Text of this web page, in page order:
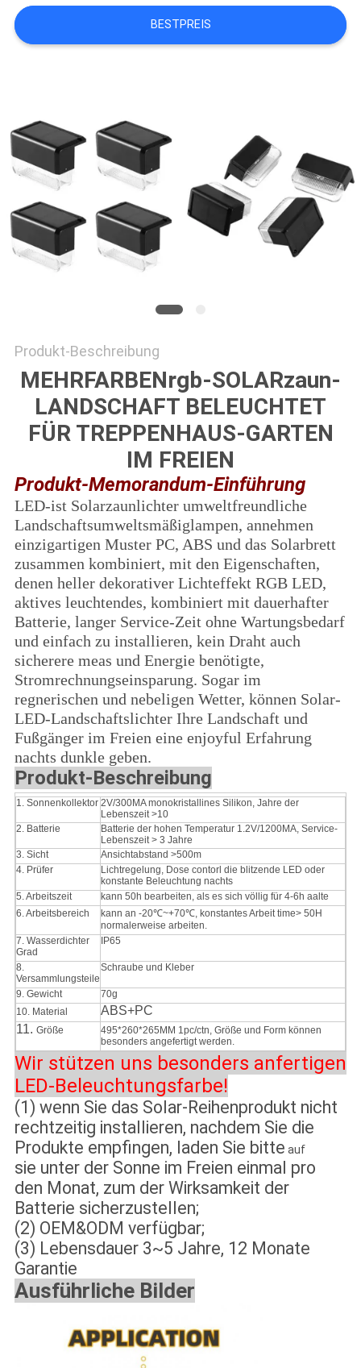
SIE
EIN
ONLINE
SHOP
SITEMAP
DATENSCHUTZRICHTLINIE
BESTPREIS
Produkt-Beschreibung
MEHRFARBENrgb-SOLARzaun-
LANDSCHAFT BELEUCHTET
FÜR TREPPENHAUS-GARTEN
IM FREIEN
Produkt-Memorandum-Einführung
LED-ist Solarzaunlichter umweltfreundliche
Landschaftsumweltsmäßiglampen, annehmen
einzigartigen Muster PC, ABS und das Solarbrett
zusammen kombiniert, mit den Eigenschaften,
denen heller dekorativer Lichteffekt RGB LED,
aktives leuchtendes, kombiniert mit dauerhafter
Batterie, langer Service-Zeit ohne Wartungsbedarf
und einfach zu installieren, kein Draht auch
sicherere meas und Energie benötigte,
Stromrechnungseinsparung. Sogar im
regnerischen und nebeligen Wetter, können Solar-
LED-Landschaftslichter Ihre Landschaft und
Fußgänger im Freien eine enjoyful Erfahrung
nachts dunkle geben.
Produkt-Beschreibung
1. Sonnenkollektor 2V/300MA monokristallines Silikon, Jahre der
Lebenszeit >10
2. Batterie
Batterie der hohen Temperatur 1.2V/1200MA, Service-
Lebenszeit > 3 Jahre
3. Sicht
Ansichtabstand >500m
4. Prüfer
Lichtregelung, Dose contorl die blitzende LED oder
konstante Beleuchtung nachts
5. Arbeitszeit
kann 50h bearbeiten, als es sich völlig für 4-6h aalte
6. Arbeitsbereich
kann an -20℃~+70℃, konstantes Arbeit time> 50H
normalerweise arbeiten.
7. Wasserdichter
Grad
IP65
8.
Versammlungsteile
Schraube und Kleber
9. Gewicht
70g
10. Material
ABS+PC
11. Größe
495*260*265MM 1pc/ctn, Größe und Form können
besonders angefertigt werden.
Wir stützen uns besonders anfertigen
LED-Beleuchtungsfarbe!
(1) wenn Sie das Solar-Reihenprodukt nicht
rechtzeitig installieren, nachdem Sie die
Produkte empfingen, laden Sie bitte auf
sie unter der Sonne im Freien einmal pro
den Monat, zum der Wirksamkeit der
Batterie sicherzustellen;
(2) OEM&ODM verfügbar;
(3) Lebensdauer 3~5 Jahre, 12 Monate
Garantie
Ausführliche Bilder